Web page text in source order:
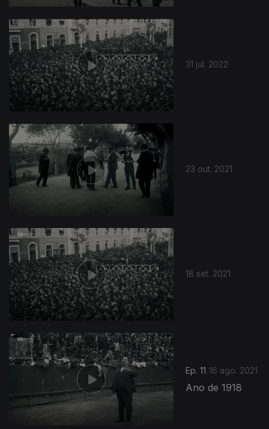
31 jul. 2022
23 out. 2021
18 set. 2021
Ep. 11 16 ago. 2021
Ano de 1918
562926